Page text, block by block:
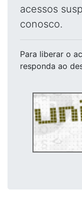
acessos
conosco.
Para liberar o
responda ao